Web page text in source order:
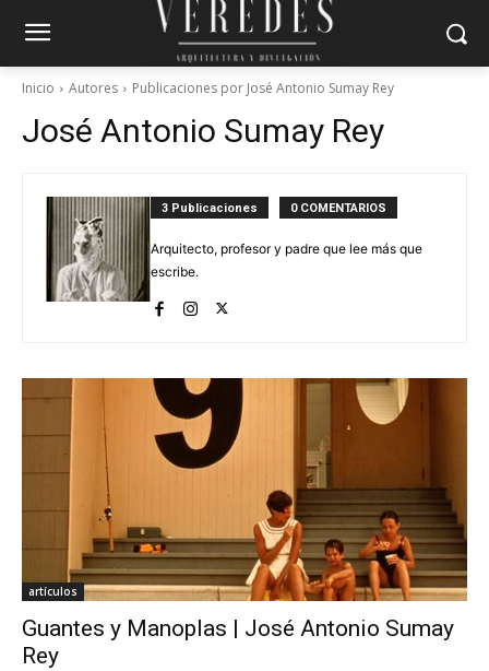
Inicio Autores Publicaciones por José Antonio Sumay Rey
José Antonio Sumay Rey
3 Publicaciones 0 COMENTARIOS
Arquitecto, profesor y padre que lee más que
escribe.
artículos
Guantes y Manoplas | José Antonio Sumay
Rey